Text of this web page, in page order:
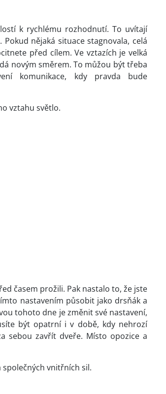
k rychlému rozhodnutí. To uvítají
nějaká situace stagnovala, celá
před cílem. Ve vztazích je velká
novým směrem. To můžou být třeba
komunikace, kdy pravda bude
vztahu světlo.
časem prožili. Pak nastalo to, že jste
nastavením působit jako drsňák a
tohoto dne je změnit své nastavení,
být opatrní i v době, kdy nehrozí
sebou zavřít dveře. Místo opozice a
vnitřních sil.